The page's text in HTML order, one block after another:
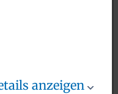
anzeigen